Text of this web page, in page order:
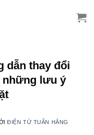
dẫn thay đổi
những lưu ý
ĐIỆN TỬ TUẤN HẰNG